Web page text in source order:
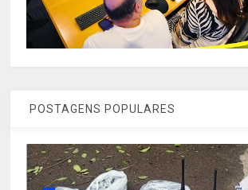
POSTAGENS POPULARES